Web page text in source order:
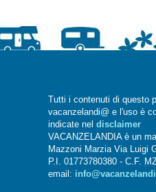
Tutti i contenuti di questo
vacanzelandi@ e l'uso è
indicate nel disclaimer
VACANZELANDIA è un
Mazzoni Marzia Via Luigi
P.I. 01773780380 - C.F.
email: